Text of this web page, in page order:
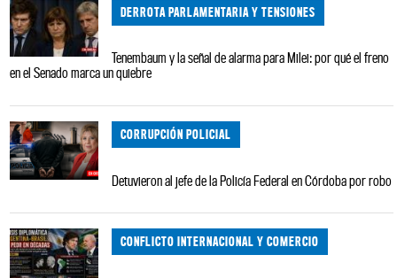
DERROTA PARLAMENTARIA Y TENSIONES
Tenembaum y la señal de alarma para Milei: por qué el freno
en el Senado marca un quiebre
CORRUPCIÓN POLICIAL
Detuvieron al jefe de la Policía Federal en Córdoba por robo
CONFLICTO INTERNACIONAL Y COMERCIO